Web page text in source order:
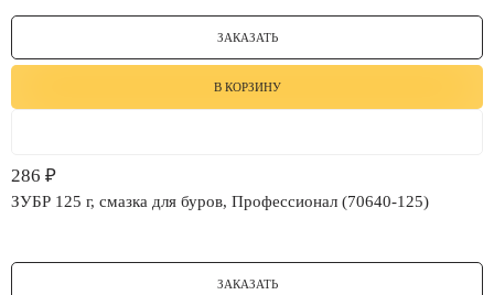
ЗАКАЗАТЬ
В КОРЗИНУ
286 ₽
ЗУБР 125 г, смазка для буров, Профессионал (70640-125)
ЗАКАЗАТЬ